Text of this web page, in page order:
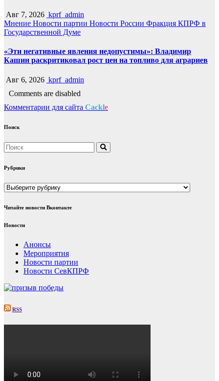
Авг 7, 2026 kprf_admin
Мнение Новости партии Новости России Фракция КПРФ в
Государственной Думе
«Эти негативные явления недопустимы»: Владимир
Кашин раскритиковал рост цен на топливо для аграриев
Авг 6, 2026 kprf_admin
Comments are disabled
Комментарии для сайта Cackle
Поиск
Рубрики
Рубрики
Читайте новости Вконтакте
Новости
Анонсы
Мероприятия
Новости партии
Новости СевКПРФ
RSS